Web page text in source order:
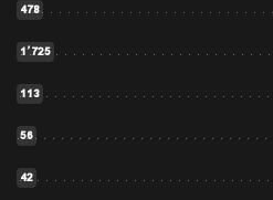
478
1٬725
113
56
42